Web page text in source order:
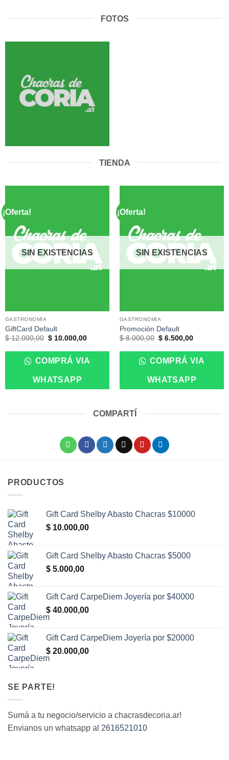
FOTOS
TIENDA
¡Oferta!
SIN EXISTENCIAS
GASTRONOMÍA
GiftCard Default
$12.000,00 El
original
era:
$ 12.000,00.
$10.000,00El
actual
es:
$ 10.000,00.
COMPRÁ VIA
WHATSAPP
¡Oferta!
SIN EXISTENCIAS
GASTRONOMÍA
Promoción Default
$8.000,00 El
original
era:
$ 8.000,00.
$6.500,00El
actual
es:
$ 6.500,00.
COMPRÁ VIA
WHATSAPP
COMPARTÍ
PRODUCTOS
Gift Card Shelby Abasto Chacras $10000
$ 10.000,00
Gift Card Shelby Abasto Chacras $5000
$ 5.000,00
Gift Card CarpeDiem Joyería por $40000
$ 40.000,00
Gift Card CarpeDiem Joyería por $20000
$ 20.000,00
SE PARTE!
Sumá a tu negocio/servicio a chacrasdecoria.ar!
Envianos un whatsapp al 2616521010